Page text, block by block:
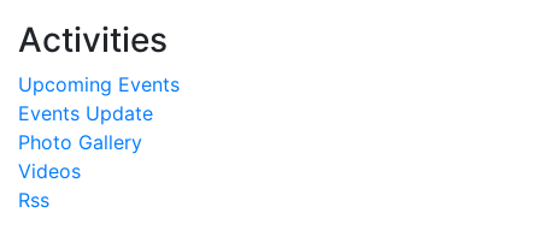
Activities
Upcoming Events
Events Update
Photo Gallery
Videos
Rss